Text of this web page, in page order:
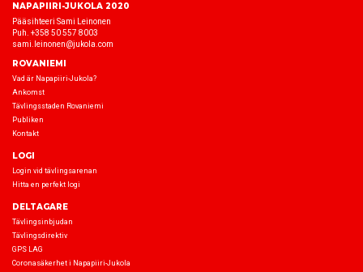
NAPAPIIRI-JUKOLA 2020
Pääsihteeri Sami Leinonen
Puh. +358 50 557 8003
sami.leinonen@jukola.com
ROVANIEMI
Vad är Napapiiri-Jukola?
Ankomst
Tävlingsstaden Rovaniemi
Publiken
Kontakt
LOGI
Login vid tävlingsarenan
Hitta en perfekt logi
DELTAGARE
Tävlingsinbjudan
Tävlingsdirektiv
GPS LAG
Coronasäkerhet i Napapiiri-Jukola